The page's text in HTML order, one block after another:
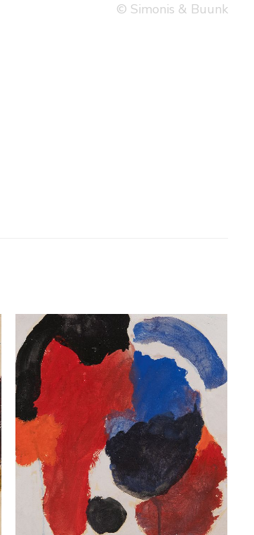
© Simonis & Buunk